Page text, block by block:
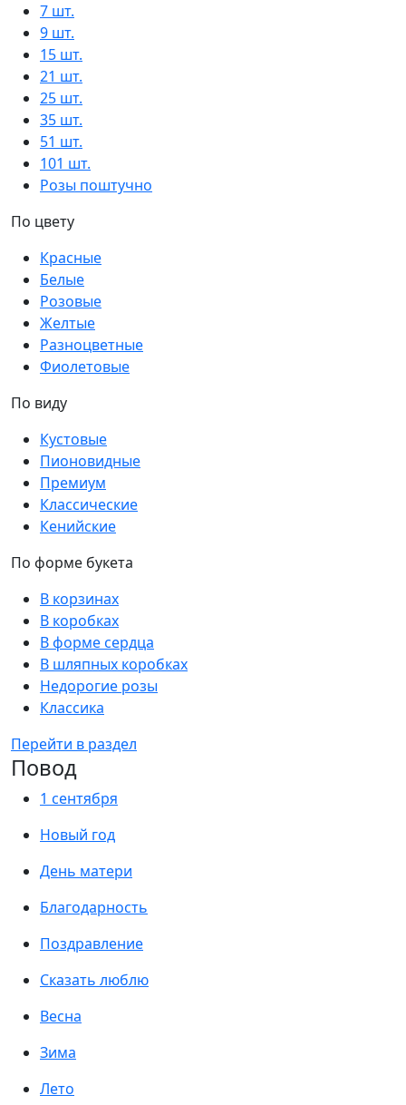
7 шт.
9 шт.
15 шт.
21 шт.
25 шт.
35 шт.
51 шт.
101 шт.
Розы поштучно
По цвету
Красные
Белые
Розовые
Желтые
Разноцветные
Фиолетовые
По виду
Кустовые
Пионовидные
Премиум
Классические
Кенийские
По форме букета
В корзинах
В коробках
В форме сердца
В шляпных коробках
Недорогие розы
Классика
Перейти в раздел
Повод
1 сентября
Новый год
День матери
Благодарность
Поздравление
Сказать люблю
Весна
Зима
Лето